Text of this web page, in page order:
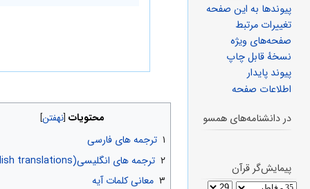
محتویات
۱ ترجمه های فارسی
۲ ترجمه های انگلیسی(English translations)
۳ معانی کلمات آیه
پیوندها به این صفحه
تغییرات مرتبط
صفحه‌های ویژه
نسخهٔ قابل چاپ
پیوند پایدار
اطلاعات صفحه
در دانشنامه‌های همسو
پیمایش‌گر قرآن